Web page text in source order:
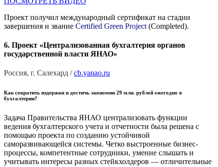
Проект получил международный сертификат на стадии
завершения и звание Certified Green Project (Completed).
6. Проект «Централизованная бухгалтерия органов
государственной власти ЯНАО»
Россия, г. Салехард /cb.yanao.ru
Как сократить издержки и достичь экономии 29 млн. рублей ежегодно в
бухгалтерии?
Задача Правительства ЯНАО централизовать функции
ведения бухгалтерского учета и отчетности была решена с
помощью проекта по созданию устойчивой
саморазвивающейся системы. Четко выстроенные бизнес-
процессы, компетентные сотрудники, умение слышать и
учитывать интересы разных стейкхолдеров — отличительные